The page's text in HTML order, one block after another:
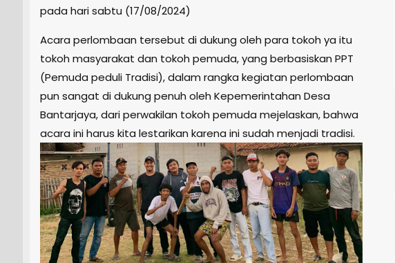
pada hari sabtu (17/08/2024)
Acara perlombaan tersebut di dukung oleh para tokoh ya itu
tokoh masyarakat dan tokoh pemuda, yang berbasiskan PPT
(Pemuda peduli Tradisi), dalam rangka kegiatan perlombaan
pun sangat di dukung penuh oleh Kepemerintahan Desa
Bantarjaya, dari perwakilan tokoh pemuda mejelaskan, bahwa
acara ini harus kita lestarikan karena ini sudah menjadi tradisi.